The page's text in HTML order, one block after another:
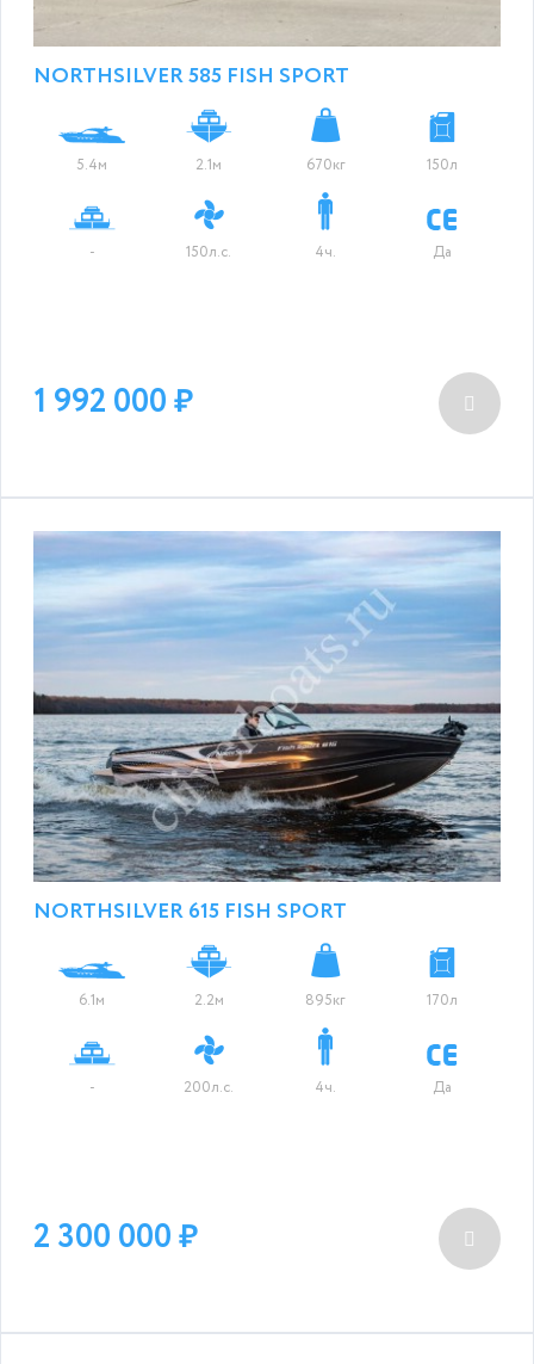
NORTHSILVER 585 FISH SPORT
5.4м 2.1м 670кг 150л
- 150л.с. 4ч. Да
1 992 000
NORTHSILVER 615 FISH SPORT
6.1м 2.2м 895кг 170л
- 200л.с. 4ч. Да
2 300 000